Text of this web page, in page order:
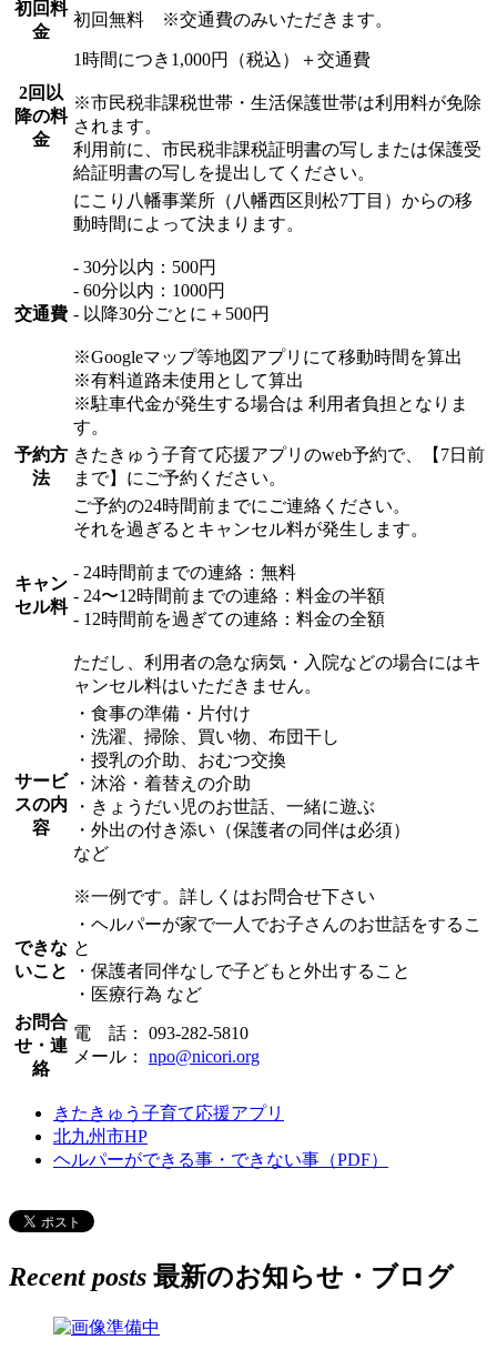
初回料
金
初回無料 ※交通費のみいただきます。
2回以
降の料
金
1時間につき1,000円（税込）＋交通費
※市民税非課税世帯・生活保護世帯は利用料が免除
されます。
利用前に、市民税非課税証明書の写しまたは保護受
給証明書の写しを提出してください。
交通費
にこり八幡事業所（八幡西区則松7丁目）からの移
動時間によって決まります。
- 30分以内：500円
- 60分以内：1000円
- 以降30分ごとに＋500円
※Googleマップ等地図アプリにて移動時間を算出
※有料道路未使用として算出
※駐車代金が発生する場合は 利用者負担となりま
す。
予約方
法
きたきゅう子育て応援アプリのweb予約で、【7日前
まで】にご予約ください。
キャン
セル料
ご予約の24時間前までにご連絡ください。
それを過ぎるとキャンセル料が発生します。
- 24時間前までの連絡：無料
- 24〜12時間前までの連絡：料金の半額
- 12時間前を過ぎての連絡：料金の全額
ただし、利用者の急な病気・入院などの場合にはキ
ャンセル料はいただきません。
サービ
スの内
容
・食事の準備・片付け
・洗濯、掃除、買い物、布団干し
・授乳の介助、おむつ交換
・沐浴・着替えの介助
・きょうだい児のお世話、一緒に遊ぶ
・外出の付き添い（保護者の同伴は必須）
など
※一例です。詳しくはお問合せ下さい
できな
いこと
・ヘルパーが家で一人でお子さんのお世話をするこ
と
・保護者同伴なしで子どもと外出すること
・医療行為 など
お問合
せ・連
絡
電 話： 093-282-5810
メール： npo@nicori.org
きたきゅう子育て応援アプリ
北九州市HP
ヘルパーができる事・できない事（PDF）
Recent posts 最新のお知らせ・ブログ